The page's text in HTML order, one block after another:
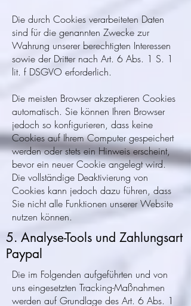
Die durch Cookies verarbeiteten Daten
sind für die genannten Zwecke zur
Wahrung unserer berechtigten Interessen
sowie der Dritter nach Art. 6 Abs. 1 S. 1
lit. f DSGVO erforderlich.
Die meisten Browser akzeptieren Cookies
automatisch. Sie können Ihren Browser
jedoch so konfigurieren, dass keine
Cookies auf Ihrem Computer gespeichert
werden oder stets ein Hinweis erscheint,
bevor ein neuer Cookie angelegt wird.
Die vollständige Deaktivierung von
Cookies kann jedoch dazu führen, dass
Sie nicht alle Funktionen unserer Website
nutzen können.
5. Analyse-Tools und Zahlungsart
Paypal
Die im Folgenden aufgeführten und von
uns eingesetzten Tracking-Maßnahmen
werden auf Grundlage des Art. 6 Abs. 1